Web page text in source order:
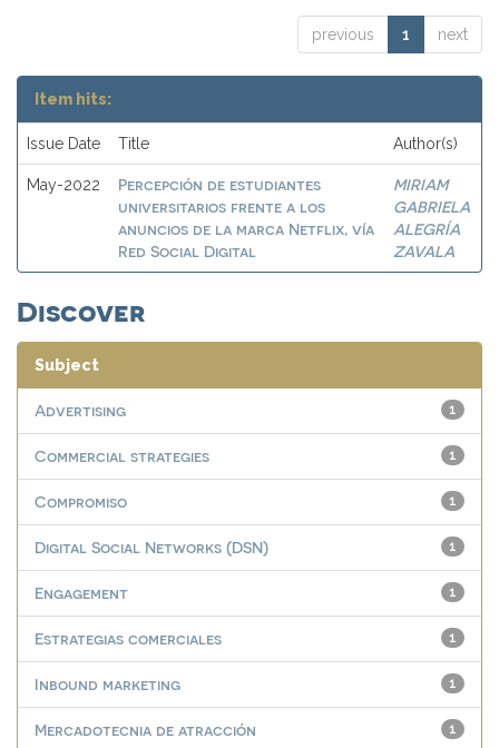
previous 1 next
Item hits:
Issue Date Title Author(s)
May-2022
Percepción de estudiantes
universitarios frente a los
anuncios de la marca Netflix, vía
Red Social Digital
MIRIAM
GABRIELA
ALEGRÍA
ZAVALA
Discover
Subject
1
Advertising
1
Commercial strategies
1
Compromiso
1
Digital Social Networks (DSN)
1
Engagement
1
Estrategias comerciales
1
Inbound marketing
1
Mercadotecnia de atracción